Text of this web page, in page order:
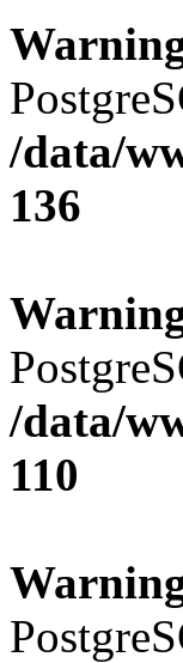
/data/
136
/data/
110